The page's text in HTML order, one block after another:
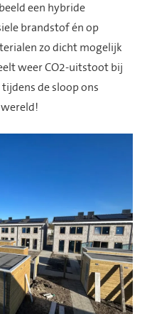
een hybride
brandstof én op
zo dicht mogelijk
weer CO2-uitstoot bij
de sloop ons